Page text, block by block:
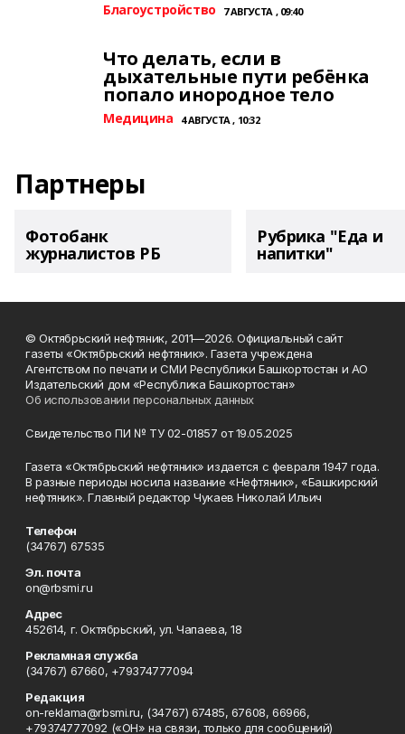
Благоустройство 7 АВГУСТА , 09:40
Что делать, если в
дыхательные пути ребёнка
попало инородное тело
Медицина 4 АВГУСТА , 10:32
Партнеры
Фотобанк
журналистов РБ
Рубрика "Еда и
напитки"
© Октябрьский нефтяник, 2011—2026. Официальный сайт
газеты «Октябрьский нефтяник». Газета учреждена
Агентством по печати и СМИ Республики Башкортостан и АО
Издательский дом «Республика Башкортостан»
Об использовании персональных данных
Свидетельство ПИ № ТУ 02-01857 от 19.05.2025
Газета «Октябрьский нефтяник» издается с февраля 1947 года.
В разные периоды носила название «Нефтяник», «Башкирский
нефтяник». Главный редактор Чукаев Николай Ильич
Телефон
(34767) 67535
Эл. почта
on@rbsmi.ru
Адрес
452614, г. Октябрьский, ул. Чапаева, 18
Рекламная служба
(34767) 67660, +79374777094
Редакция
on-reklama@rbsmi.ru, (34767) 67485, 67608, 66966,
+79374777092 («ОН» на связи, только для сообщений)